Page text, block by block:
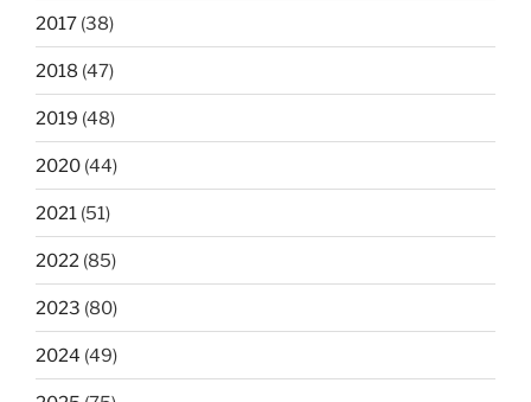
2017 (38)
2018 (47)
2019 (48)
2020 (44)
2021 (51)
2022 (85)
2023 (80)
2024 (49)